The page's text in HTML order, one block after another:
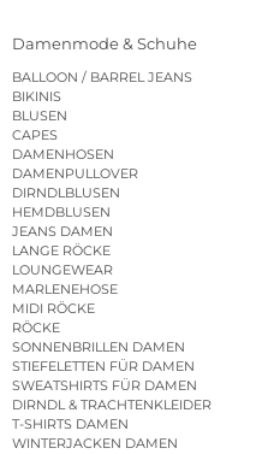
Damenmode & Schuhe
BALLOON / BARREL JEANS
BIKINIS
BLUSEN
CAPES
DAMENHOSEN
DAMENPULLOVER
DIRNDLBLUSEN
HEMDBLUSEN
JEANS DAMEN
LANGE RÖCKE
LOUNGEWEAR
MARLENEHOSE
MIDI RÖCKE
RÖCKE
SONNENBRILLEN DAMEN
STIEFELETTEN FÜR DAMEN
SWEATSHIRTS FÜR DAMEN
DIRNDL & TRACHTENKLEIDER
T-SHIRTS DAMEN
WINTERJACKEN DAMEN